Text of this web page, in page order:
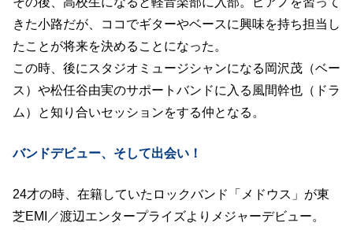
きた小路だが、ココでギターやベースに興味を持ち担当し
たことが将来を決めることになった。
この時、後にスタジオミュージシャンになる岡沢茂（ベー
ス）や松任谷由実のサポートバンドに入る風間幹也（ドラ
ム）と知り合いセッションをする仲となる。
バンドデビュー、そして出会い！
24才の時、在籍していたロックバンド「メドウス」が東
芝EMI／渡辺エンタープライズよりメジャーデビュー。